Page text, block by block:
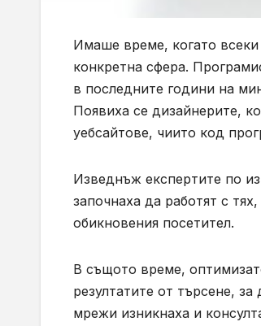
Имаше време, когато
конкретна сфера.
в последните години на
Появиха се дизайнерите,
уебсайтове, чиито код
Изведнъж експертите по
започнаха да работят с
обикновения посетител.
В същото време,
резултатите от търсене,
мрежи изникнаха и